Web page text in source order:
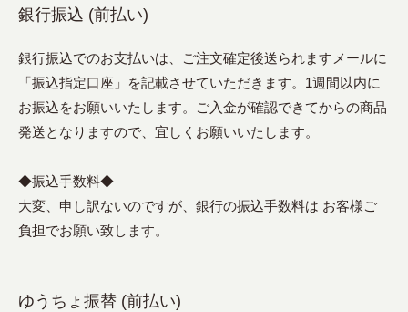
銀行振込 (前払い)
銀行振込でのお支払いは、ご注文確定後送られますメールに
「振込指定口座」を記載させていただきます。1週間以内に
お振込をお願いいたします。ご入金が確認できてからの商品
発送となりますので、宜しくお願いいたします。
◆振込手数料◆
大変、申し訳ないのですが、銀行の振込手数料は お客様ご
負担でお願い致します。
ゆうちょ振替 (前払い)